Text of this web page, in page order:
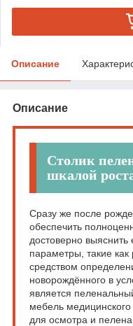
Описание
Описание
Столик
шкалой
Сразу же после
обеспечить
достоверно
параметры, такие
средством
новорождённого в
является
мебель
для осмотра и